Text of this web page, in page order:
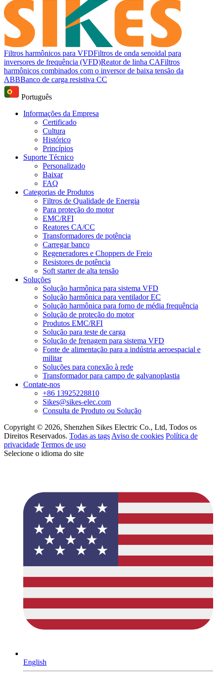
Filtros harmônicos para VFDFiltros de onda senoidal para
inversores de frequência (VFD)Reator de linha CAFiltros
harmônicos combinados com o inversor de baixa tensão da
ABBBanco de carga resistiva CC
Português
Informações da Empresa
Certificado
Cultura
Histórico
Princípios
Suporte Técnico
Personalizado
Baixar
FAQ
Categorias de Produtos
Filtros de Qualidade de Energia
Para proteção do motor
EMC/RFI
Reatores CA/CC
Transformadores de potência
Carregar banco
Regeneradores e Choppers de Freio
Resistores de potência
Soft starter de alta tensão
Soluções
Solução harmônica para sistema VFD
Solução harmônica para ventilador EC
Solução harmônica para forno de média frequência
Solução de proteção do motor
Produtos EMC/RFI
Solução para teste de carga
Solução de frenagem para sistema VFD
Fonte de alimentação para a indústria aeroespacial e
militar
Soluções para conexão à rede
Transformador para campo de galvanoplastia
Contate-nos
+86 13925228810
Sikes@sikes-elec.com
Consulta de Produto ou Solução
Copyright © 2026, Shenzhen Sikes Electric Co., Ltd, Todos os
Direitos Reservados. Todas as tags Aviso de cookies Política de
privacidade Termos de uso
Selecione o idioma do site
English